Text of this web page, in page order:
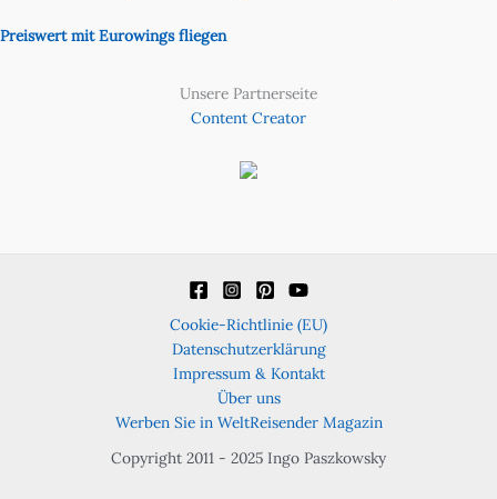
Preiswert mit Eurowings fliegen
Unsere Partnerseite
Content Creator
Cookie-Richtlinie (EU)
Datenschutzerklärung
Impressum & Kontakt
Über uns
Werben Sie in WeltReisender Magazin
Copyright 2011 - 2025 Ingo Paszkowsky